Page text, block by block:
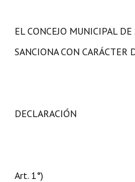
EL CONCEJO MUNICIPAL
SANCIONA CON CARÁCTER
DECLARACIÓN
Art. 1°)